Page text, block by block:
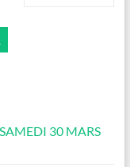
30 MARS